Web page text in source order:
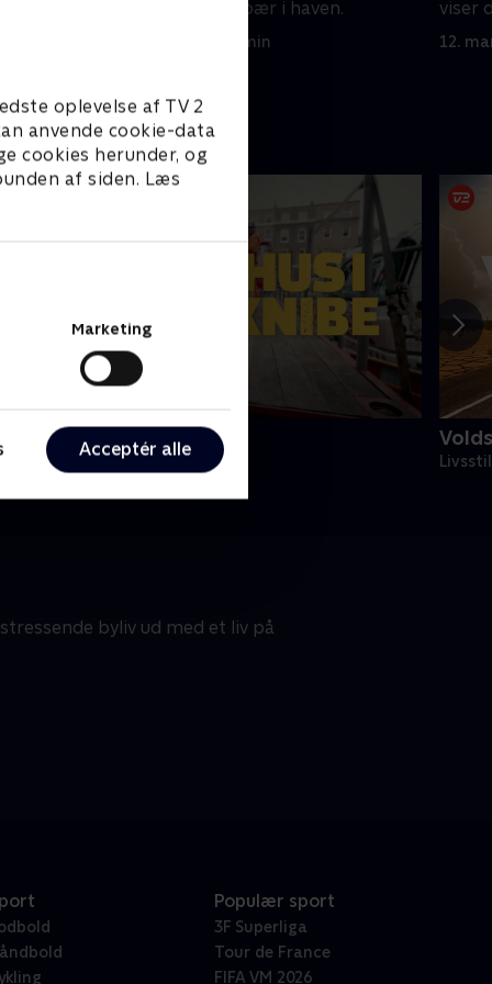
oplevelse af TV 2
anvende cookie-data
cookies herunder, og
af siden. Læs
Marketing
Acceptér alle
dyrker Kalle hindbær i haven.
5. marts 2026 • 28 min
viser
12.
Hus i knibe
• 5 sæsoner
byliv ud med et liv på
Populær sport
3F Superliga
Tour de France
FIFA VM 2026